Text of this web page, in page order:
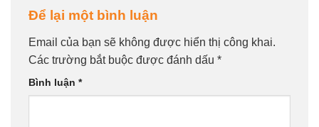
Để lại một bình luận
Email của bạn sẽ không được hiển thị công khai.
Các trường bắt buộc được đánh dấu *
Bình luận *